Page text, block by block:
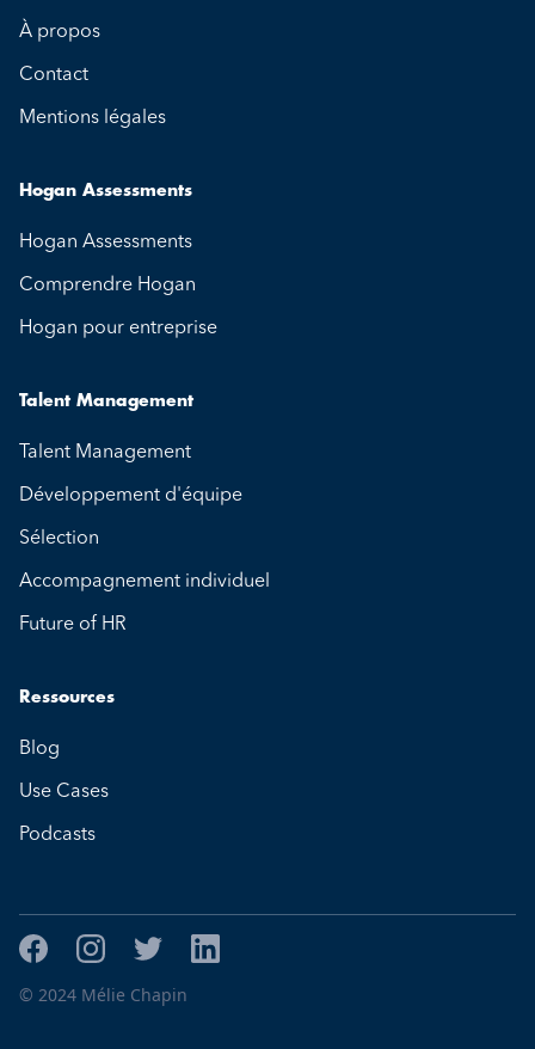
À propos
Contact
Mentions légales
Hogan Assessments
Hogan Assessments
Comprendre Hogan
Hogan pour entreprise
Talent Management
Talent Management
Développement d'équipe
Sélection
Accompagnement individuel
Future of HR
Ressources
Blog
Use Cases
Podcasts
© 2024 Mélie Chapin